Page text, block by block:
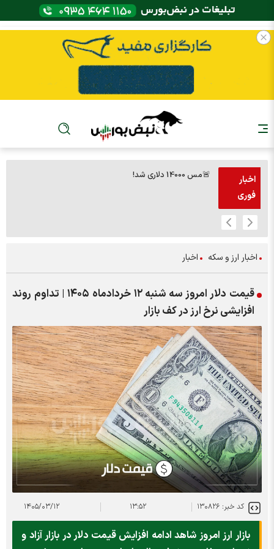
اخبار
فوری
🚨مس 14000 دلاری شد!
اخبار ارز و سکه اخبار
قیمت دلار امروز سه شنبه ۱۲ خردادماه ۱۴۰۵ | تداوم روند
افزایشی نرخ ارز در کف بازار
کد خبر: ۱۳۰۸۲۶ ۱۳:۵۲ ۱۴۰۵/۰۳/۱۲
بازار ارز امروز شاهد ادامه افزایش قیمت دلار در بازار آزاد و